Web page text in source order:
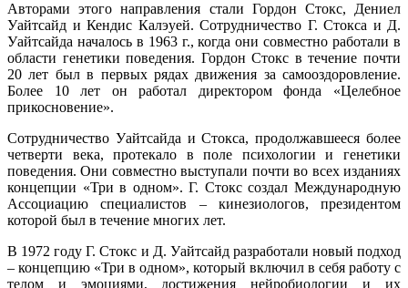
Авторами этого направления стали Гордон Стокс, Дениел
Уайтсайд и Кендис Калэуей. Сотрудничество Г. Стокса и Д.
Уайтсайда началось в 1963 г., когда они совместно работали в
области генетики поведения. Гордон Стокс в течение почти
20 лет был в первых рядах движения за самооздоровление.
Более 10 лет он работал директором фонда «Целебное
прикосновение».
Сотрудничество Уайтсайда и Стокса, продолжавшееся более
четверти века, протекало в поле психологии и генетики
поведения. Они совместно выступали почти во всех изданиях
концепции «Три в одном». Г. Стокс создал Международную
Ассоциацию специалистов – кинезиологов, президентом
которой был в течение многих лет.
В 1972 году Г. Стокс и Д. Уайтсайд разработали новый подход
– концепцию «Три в одном», который включил в себя работу с
телом и эмоциями, достижения нейробиологии и их